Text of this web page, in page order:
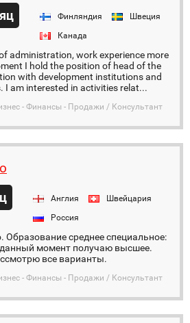
Финляндия
Швеция
Канада
administration, work experience more
I hold the position of head of the
with development institutions and
am interested in activities relat...
- Финансы - Продажи / Консультант
Англия
Швейцария
Россия
Образование среднее специальное:
момент получаю высшее.
все варианты.
- Финансы - Продажи / Консультант